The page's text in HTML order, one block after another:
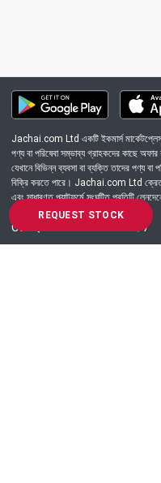
REQUEST STOCK
Jachai.com Ltd একটি ইকমার্স মার্কেটপ্লেস,
পণ্য বা পরিষেবা সম্ভাব্য গ্রাহকদের কাছে
যেখানে বিভিন্ন ব্যবসা বা ব্যক্তি তাদের পণ্য
বিক্রি করতে পারে। Jachai.com Ltd ক্রেতা
এবং সাধারণত প্ল্যাটফর্মে সংঘটিত প্রতিটি
Got Question? Call us 24/7